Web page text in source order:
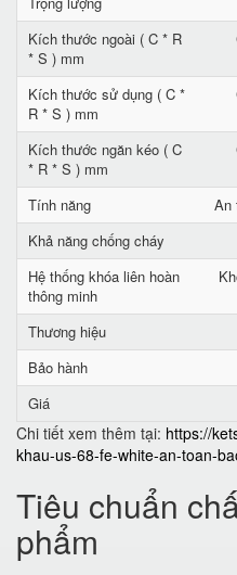
Kích thước ngoài ( C * R
* S ) mm
Kích thước sử dụng ( C *
R * S ) mm
Kích thước ngăn kéo ( C
* R * S ) mm
Tính năng
An
Khả năng chống cháy
Hệ thống khóa liên hoàn
thông minh
Thương hiệu
Bảo hành
Giá
Chi tiết xem thêm tại: https://
khau-us-68-fe-white-an-toan-
Tiêu chuẩn
phẩm